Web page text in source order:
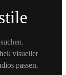
visueller
passen.